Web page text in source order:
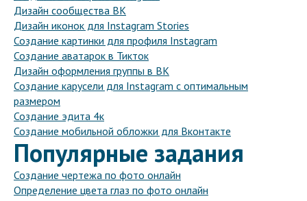
Дизайн сообщества ВК
Дизайн иконок для Instagram Stories
Создание картинки для профиля Instagram
Создание аватарок в Тикток
Дизайн оформления группы в ВК
Создание карусели для Instagram с оптимальным
размером
Создание эдита 4к
Создание мобильной обложки для Вконтакте
Популярные задания
Создание чертежа по фото онлайн
Определение цвета глаз по фото онлайн